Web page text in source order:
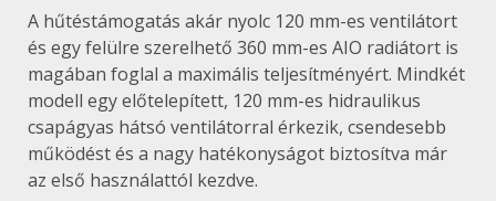
A hűtéstámogatás akár nyolc 120 mm-es ventilátort
és egy felülre szerelhető 360 mm-es AIO radiátort is
magában foglal a maximális teljesítményért. Mindkét
modell egy előtelepített, 120 mm-es hidraulikus
csapágyas hátsó ventilátorral érkezik, csendesebb
működést és a nagy hatékonyságot biztosítva már
az első használattól kezdve.